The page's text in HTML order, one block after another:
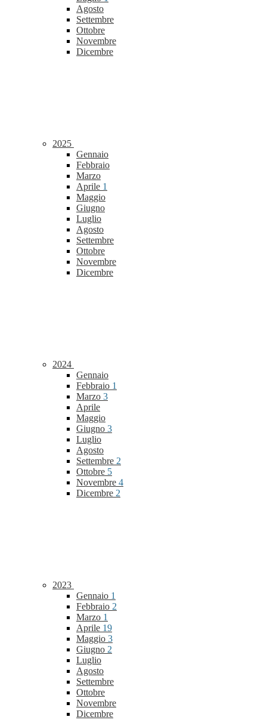
Agosto
Settembre
Ottobre
Novembre
Dicembre
2025
Gennaio
Febbraio
Marzo
Aprile 1
Maggio
Giugno
Luglio
Agosto
Settembre
Ottobre
Novembre
Dicembre
2024
Gennaio
Febbraio 1
Marzo 3
Aprile
Maggio
Giugno 3
Luglio
Agosto
Settembre 2
Ottobre 5
Novembre 4
Dicembre 2
2023
Gennaio 1
Febbraio 2
Marzo 1
Aprile 19
Maggio 3
Giugno 2
Luglio
Agosto
Settembre
Ottobre
Novembre
Dicembre